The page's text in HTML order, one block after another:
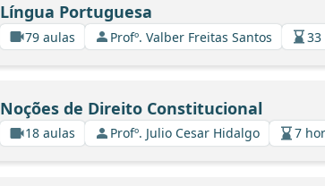
Língua Portuguesa
79 aulas Profº. Valber Freitas Santos 33
Noções de Direito Constitucional
18 aulas Profº. Julio Cesar Hidalgo 7